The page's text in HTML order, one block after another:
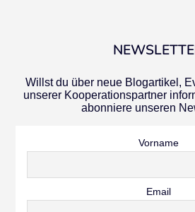
Willst du über neue Blogartikel,
unserer Kooperationspartner
abonniere unseren
Vorname
Email